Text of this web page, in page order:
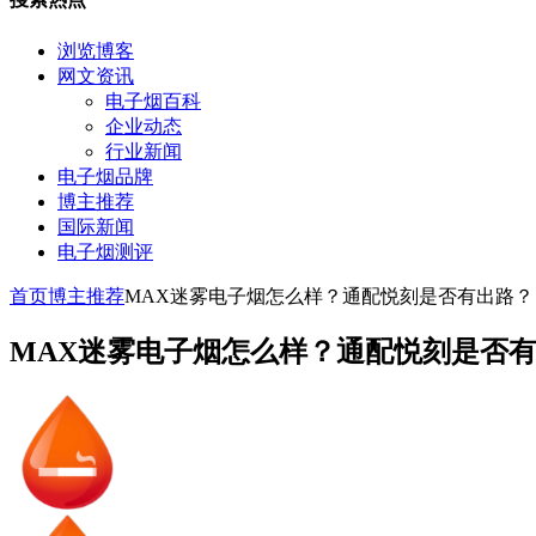
浏览博客
网文资讯
电子烟百科
企业动态
行业新闻
电子烟品牌
博主推荐
国际新闻
电子烟测评
首页博主推荐MAX迷雾电子烟怎么样？通配悦刻是否有出路？
MAX迷雾电子烟怎么样？通配悦刻是否